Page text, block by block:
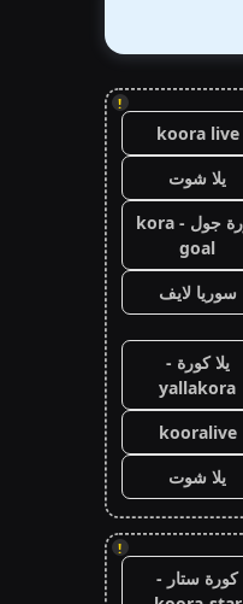
!
koora live
يلا شوت
كورة جول - kora
goal
سوريا لايف
يلا كورة -
yallakora
kooralive
يلا شوت
!
كورة ستار -